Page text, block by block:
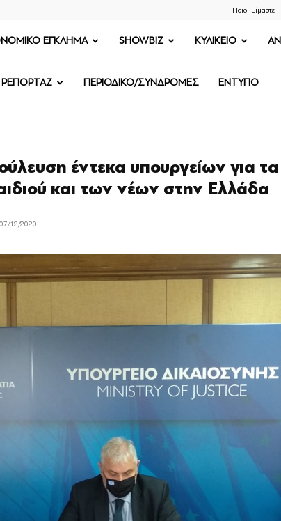
Ποιοι Είμαστε
ΕΓΚΛΗΜΑ SHOWBIZ ΚΥΛΙΚΕΙΟ
ΡΕΠΟΡΤΑΖ ΠΕΡΙΟΔΙΚΟ/ΣΥΝΔΡΟΜΕΣ ΕΝΤΥΠΟ
έντεκα υπουργείων για τα
και των νέων στην Ελλάδα
07/12/2020